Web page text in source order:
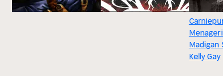
Madigan
Kelly Gay